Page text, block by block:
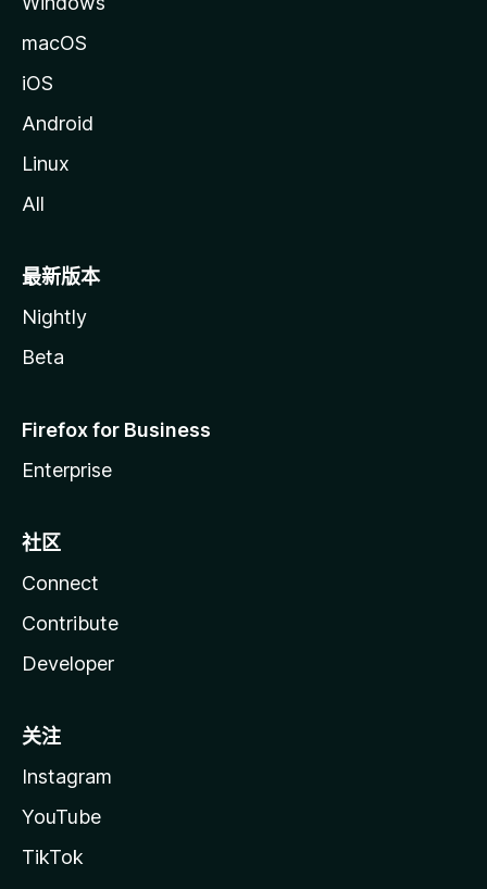
macOS
iOS
Android
Linux
All
最新版本
Nightly
Beta
Firefox for Business
Enterprise
社区
Connect
Contribute
Developer
关注
Instagram
YouTube
TikTok